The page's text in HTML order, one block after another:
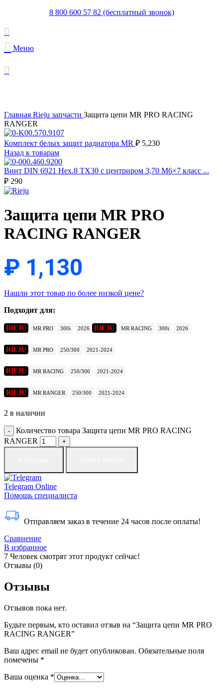
8 800 600 57 82 (бесплатный звонок)
Меню
Главная Rieju запчасти Защита цепи MR PRO RACING
RANGER
Комплект белых защит радиатора MR ₽ 5,230
Назад к товарам
Винт DIN 6921 Hex.8 TX30 с центриром 3,70 M6×7 класс ...
₽ 290
Защита цепи MR PRO
RACING RANGER
₽ 1,130
Нашли этот товар по более низкой цене?
Подходит для:
RIEJU MR PRO 300i 2026 RIEJU MR RACING 300i 2026
RIEJU MR PRO 250/300 2021-2024
RIEJU MR RACING 250/300 2021-2024
RIEJU MR RANGER 250/300 2021-2024
2 в наличии
Количество товара Защита цепи MR PRO RACING
RANGER
Telegram Online
Помощь специалиста
Отправляем заказ в течение 24 часов после оплаты!
Сравнение
В избранное
7 Человек смотрят этот продукт сейчас!
Отзывы (0)
Отзывы
Отзывов пока нет.
Будьте первым, кто оставил отзыв на “Защита цепи MR PRO
RACING RANGER”
Ваш адрес email не будет опубликован. Обязательные поля
помечены *
Ваша оценка *